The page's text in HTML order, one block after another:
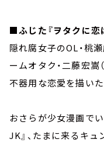
■ふじた『ヲタクに恋
隠れ腐女子のOL・桃瀬
ームオタク・二藤宏嵩
不器用な恋愛を描いた
おさらが少女漫画で
JK』、たまに来るキ